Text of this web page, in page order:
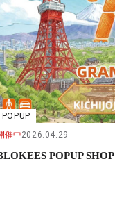
POPUP
催中2026.04.29
POPUP SHOP